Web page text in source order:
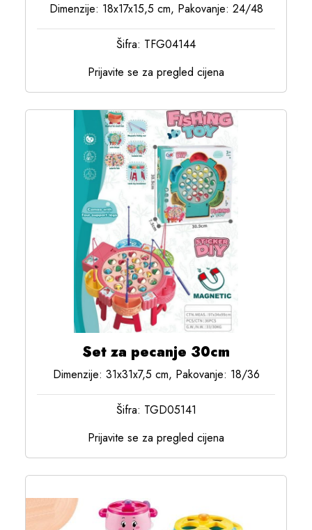
Dimenzije: 18x17x15,5 cm, Pakovanje: 24/48
Šifra: TFG04144
Prijavite se za pregled cijena
Set za pecanje 30cm
Dimenzije: 31x31x7,5 cm, Pakovanje: 18/36
Šifra: TGD05141
Prijavite se za pregled cijena